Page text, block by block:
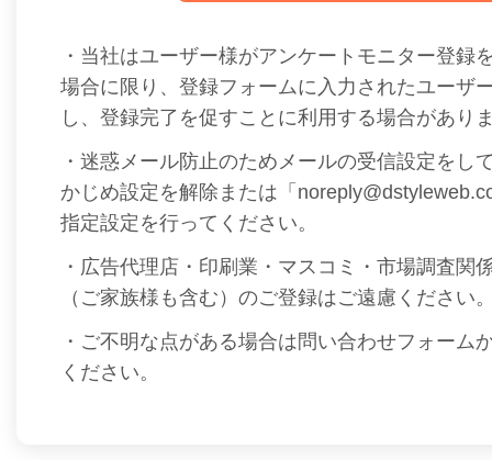
・当社はユーザー様がアンケートモニター登録
場合に限り、登録フォームに入力されたユーザ
し、登録完了を促すことに利用する場合があり
・迷惑メール防止のためメールの受信設定をし
かじめ設定を解除または「
指定設定を行ってください。
・広告代理店・印刷業・マスコミ・市場調査関
（ご家族様も含む）のご登録はご遠慮ください
・ご不明な点がある場合は問い合わせフォーム
ください。